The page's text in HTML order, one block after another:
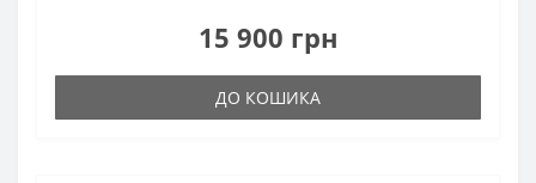
15 900 грн
ДО КОШИКА